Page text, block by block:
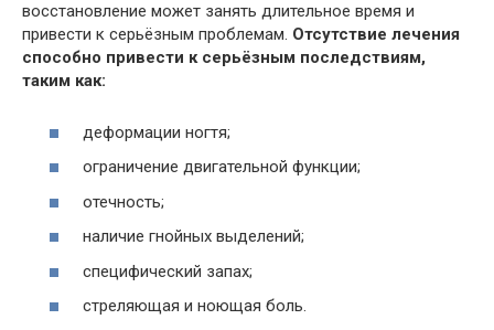
восстановление может занять длительное время и
привести к серьёзным проблемам. Отсутствие лечения
способно привести к серьёзным последствиям,
таким как:
деформации ногтя;
ограничение двигательной функции;
отечность;
наличие гнойных выделений;
специфический запах;
стреляющая и ноющая боль.